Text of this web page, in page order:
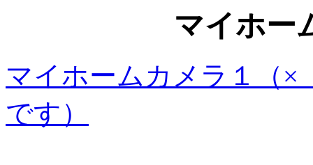
マイホー
マイホームカメラ１
です）